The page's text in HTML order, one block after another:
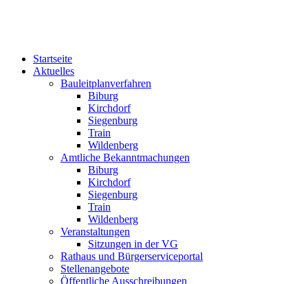
Startseite
Aktuelles
Bauleitplanverfahren
Biburg
Kirchdorf
Siegenburg
Train
Wildenberg
Amtliche Bekanntmachungen
Biburg
Kirchdorf
Siegenburg
Train
Wildenberg
Veranstaltungen
Sitzungen in der VG
Rathaus und Bürgerserviceportal
Stellenangebote
Öffentliche Ausschreibungen